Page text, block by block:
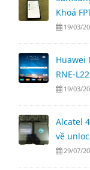
Khoá
19/03/
Huawei
RNE-
19/03/
Alcatel
về
29/07/